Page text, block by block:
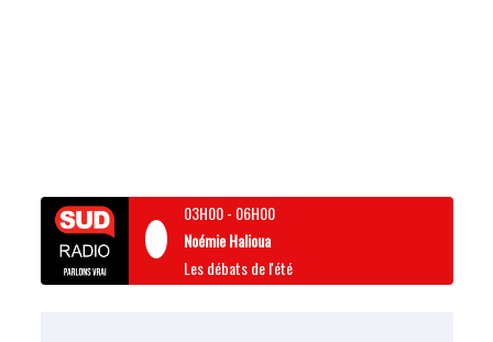
03H00- 06H00
Noémie Halioua
Les débats de l'été